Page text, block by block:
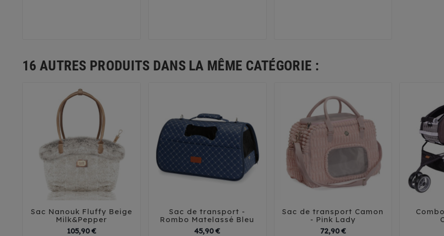
16 AUTRES PRODUITS DANS LA MÊME CATÉGORIE :
  
Sac Nanouk Fluffy Beige
Milk&Pepper
105,90 €Prix
  
Sac de transport -
Rombo Matelassé Bleu
45,90 €Prix
  
Sac de transport Camon
- Pink Lady
72,90 €Prix
